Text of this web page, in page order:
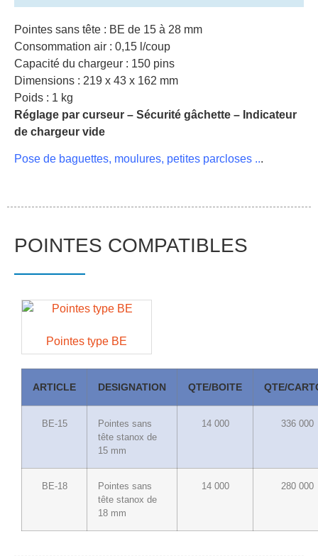
Pointes sans tête : BE de 15 à 28 mm
Consommation air : 0,15 l/coup
Capacité du chargeur : 150 pins
Dimensions : 219 x 43 x 162 mm
Poids : 1 kg
Réglage par curseur – Sécurité gâchette – Indicateur
de chargeur vide
Pose de baguettes, moulures, petites parcloses ...
POINTES COMPATIBLES
Pointes type BE
ARTICLE DESIGNATION QTE/BOITE QTE/
BE-15
Pointes sans
tête stanox de
15 mm
14 000 336 000
BE-18
Pointes sans
tête stanox de
18 mm
14 000 280 000